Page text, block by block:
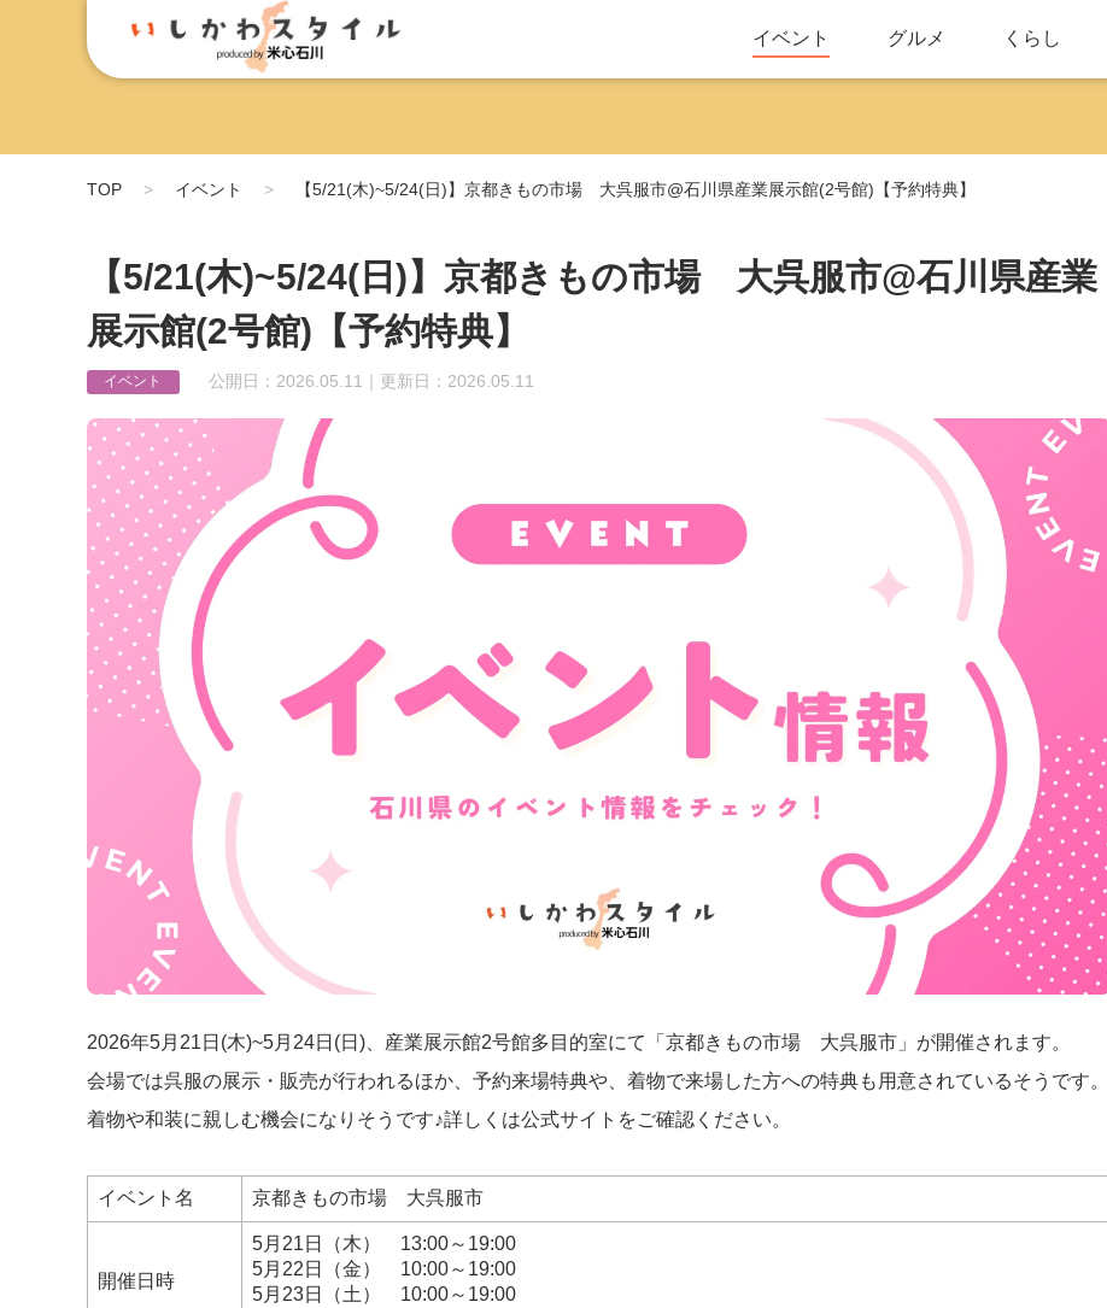
イベント グルメ くらし
TOP イベント 【5/21(木)~5/24(日)】京都きもの市場 大呉服市@石川県産業展示館(2号館)【予約特典】
【5/21(木)~5/24(日)】京都きもの市場 大呉服市@石川県産業
展示館(2号館)【予約特典】
イベント 公開日：2026.05.11｜更新日：2026.05.11
2026年5月21日(木)~5月24日(日)、産業展示館2号館多目的室にて「京都きもの市場 大呉服市」が開催されます。
会場では呉服の展示・販売が行われるほか、予約来場特典や、着物で来場した方への特典も用意されているそうです。
着物や和装に親しむ機会になりそうです♪詳しくは公式サイトをご確認ください。
イベント名 京都きもの市場 大呉服市
開催日時
5月21日（木） 13:00～19:00
5月22日（金） 10:00～19:00
5月23日（土） 10:00～19:00